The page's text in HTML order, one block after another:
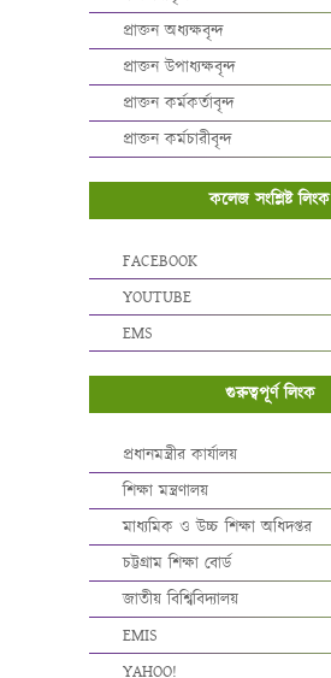
প্রাক্তন অধ্যক্ষবৃন্দ
প্রাক্তন উপাধ্যক্ষবৃন্দ
প্রাক্তন কর্মকর্তাবৃন্দ
প্রাক্তন কর্মচারীবৃন্দ
কলেজ সংশ্লিষ্ট লিংক
FACEBOOK
YOUTUBE
EMS
গুরুত্বপূর্ণ লিংক
প্রধানমন্ত্রীর কার্যালয়
শিক্ষা মন্ত্রণালয়
মাধ্যমিক ও উচ্চ শিক্ষা অধিদপ্তর
চট্টগ্রাম শিক্ষা বোর্ড
জাতীয় বিশ্বিবিদ্যালয়
EMIS
YAHOO!